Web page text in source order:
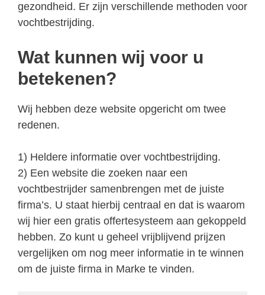
gezondheid. Er zijn verschillende methoden voor
vochtbestrijding.
Wat kunnen wij voor u
betekenen?
Wij hebben deze website opgericht om twee
redenen.
1) Heldere informatie over vochtbestrijding.
2) Een website die zoeken naar een
vochtbestrijder samenbrengen met de juiste
firma’s. U staat hierbij centraal en dat is waarom
wij hier een gratis offertesysteem aan gekoppeld
hebben. Zo kunt u geheel vrijblijvend prijzen
vergelijken om nog meer informatie in te winnen
om de juiste firma in Marke te vinden.